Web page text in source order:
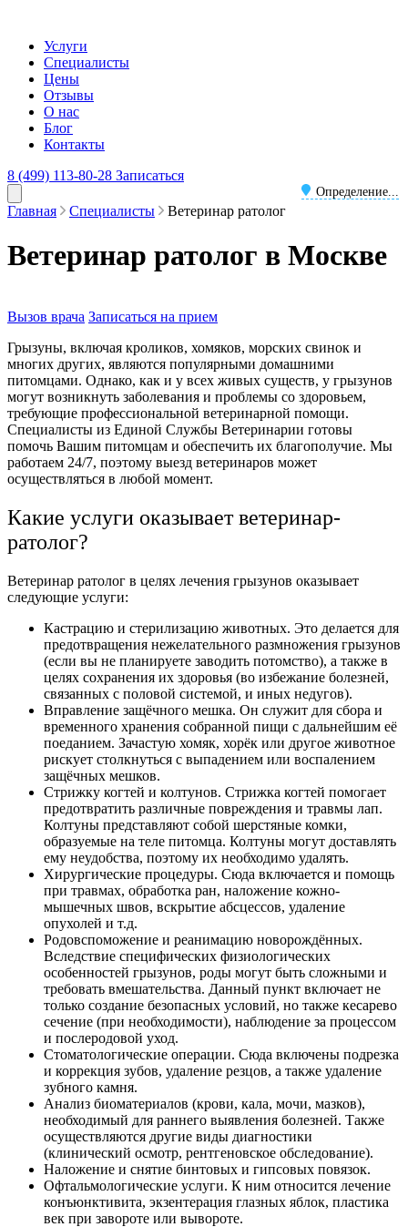
Услуги
Специалисты
Цены
Отзывы
О нас
Блог
Контакты
8 (499) 113-80-28
Определение...
Записаться
Главная Специалисты Ветеринар ратолог
Ветеринар ратолог в Москве
Вызов врача Записаться на прием
Грызуны, включая кроликов, хомяков, морских свинок и
многих других, являются популярными домашними
питомцами. Однако, как и у всех живых существ, у грызунов
могут возникнуть заболевания и проблемы со здоровьем,
требующие профессиональной ветеринарной помощи.
Специалисты из Единой Службы Ветеринарии готовы
помочь Вашим питомцам и обеспечить их благополучие. Мы
работаем 24/7, поэтому выезд ветеринаров может
осуществляться в любой момент.
Какие услуги оказывает ветеринар-
ратолог?
Ветеринар ратолог в целях лечения грызунов оказывает
следующие услуги:
Кастрацию и стерилизацию животных. Это делается для
предотвращения нежелательного размножения грызунов
(если вы не планируете заводить потомство), а также в
целях сохранения их здоровья (во избежание болезней,
связанных с половой системой, и иных недугов).
Вправление защёчного мешка. Он служит для сбора и
временного хранения собранной пищи с дальнейшим её
поеданием. Зачастую хомяк, хорёк или другое животное
рискует столкнуться с выпадением или воспалением
защёчных мешков.
Стрижку когтей и колтунов. Стрижка когтей помогает
предотвратить различные повреждения и травмы лап.
Колтуны представляют собой шерстяные комки,
образуемые на теле питомца. Колтуны могут доставлять
ему неудобства, поэтому их необходимо удалять.
Хирургические процедуры. Сюда включается и помощь
при травмах, обработка ран, наложение кожно-
мышечных швов, вскрытие абсцессов, удаление
опухолей и т.д.
Родовспоможение и реанимацию новорождённых.
Вследствие специфических физиологических
особенностей грызунов, роды могут быть сложными и
требовать вмешательства. Данный пункт включает не
только создание безопасных условий, но также кесарево
сечение (при необходимости), наблюдение за процессом
и послеродовой уход.
Стоматологические операции. Сюда включены подрезка
и коррекция зубов, удаление резцов, а также удаление
зубного камня.
Анализ биоматериалов (крови, кала, мочи, мазков),
необходимый для раннего выявления болезней. Также
осуществляются другие виды диагностики
(клинический осмотр, рентгеновское обследование).
Наложение и снятие бинтовых и гипсовых повязок.
Офтальмологические услуги. К ним относится лечение
конъюнктивита, экзентерация глазных яблок, пластика
век при завороте или вывороте.